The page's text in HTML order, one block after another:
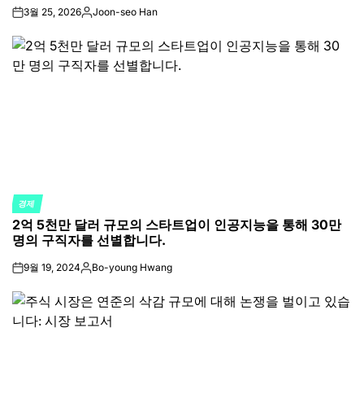
on3월 25, 2026Posted
Joon-seo Han
POSTED
IN
경제
2억 5천만 달러 규모의 스타트업이 인공지능을 통해 30만
명의 구직자를 선별합니다.
on9월 19, 2024Posted
Bo-young Hwang